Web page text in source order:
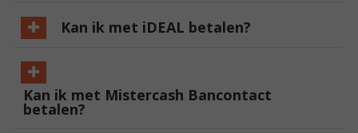
Kan ik met iDEAL betalen?
Kan ik met Mistercash Bancontact
betalen?